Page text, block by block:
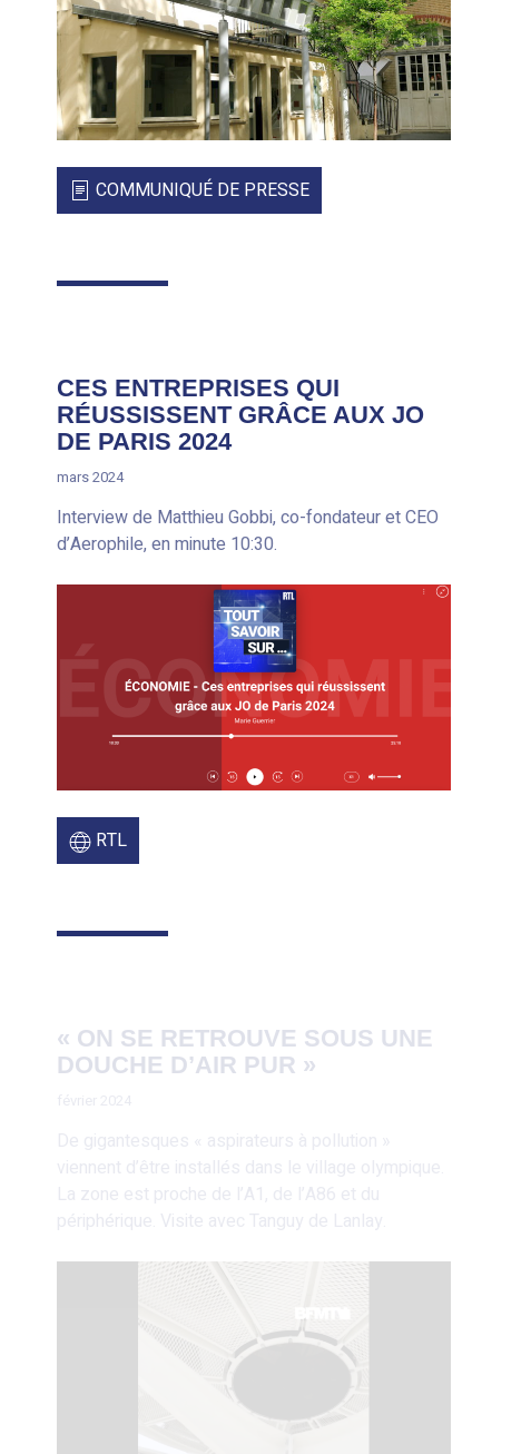
COMMUNIQUÉ DE PRESSE
CES ENTREPRISES QUI
RÉUSSISSENT GRÂCE AUX JO
DE PARIS 2024
mars 2024
Interview de Matthieu Gobbi, co-fondateur et CEO
d’Aerophile, en minute 10:30.
RTL
« ON SE RETROUVE SOUS UNE
DOUCHE D’AIR PUR »